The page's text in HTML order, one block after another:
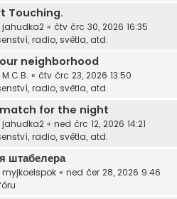
Touching.
jahudka2 « čtv črc 30, 2026 16:35
radio, světla, atd.
neighborhood
M.C.B. « čtv črc 23, 2026 13:50
radio, světla, atd.
for the night
jahudka2 « ned črc 12, 2026 14:21
radio, světla, atd.
штабелера
myjkoelspok « ned čer 28, 2026 9:46